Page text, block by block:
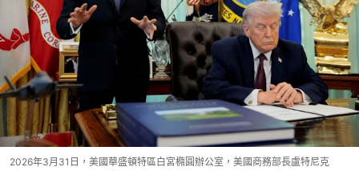
2026年3月31日，美國華盛頓特區白宮橢圓辦公室，美國商務部長盧特尼克